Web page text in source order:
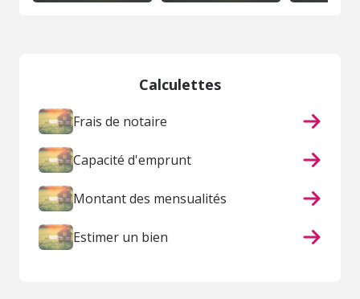
Calculettes
Frais de notaire
Capacité d'emprunt
Montant des mensualités
Estimer un bien